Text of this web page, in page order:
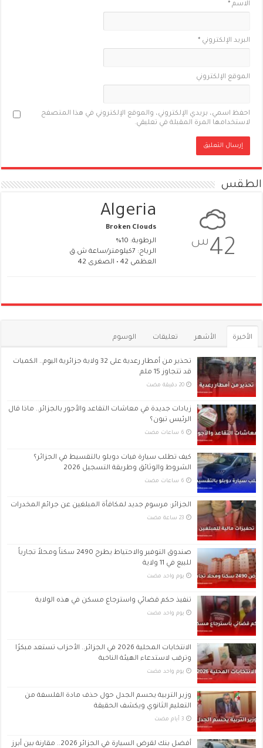
الاسم*
البريد الإلكتروني*
الموقع الإلكتروني
احفظ اسمي، بريدي الإلكتروني، والموقع الإلكتروني في هذا المتصفح
لاستخدامها المرة المقبلة في تعليقي.
الطقس
42س
Algeria
Broken Clouds
الرطوبة: 10%
الرياح: 7كيلومتر/ساعة ش.ق
العظمى 42 • الصغرى 42
الأخيرة الأشهر تعليقات الوسوم
تحذير من أمطار رعدية على 32 ولاية جزائرية اليوم.. الكميات
قد تتجاوز 15 ملم
‏20 دقيقة مضت
زيادات جديدة في معاشات التقاعد والأجور بالجزائر.. ماذا قال
الرئيس تبون؟
كيف تطلب سيارة فيات دوبلو بالتقسيط في الجزائر؟
الشروط والوثائق وطريقة التسجيل 2026
الجزائر: مرسوم جديد لمكافأة المبلغين عن جرائم المخدرات
صندوق التوفير والاحتياط يطرح 2490 سكناً ومحلاً تجارياً
للبيع في 11 ولاية
‏يوم واحد مضت
تنفيذ حكم قضائي واسترجاع مسكن في هذه الولاية
‏يوم واحد مضت
الانتخابات المحلية 2026 في الجزائر.. الأحزاب تستعد مبكرًا
وترقب لاستدعاء الهيئة الناخبة
‏يوم واحد مضت
وزير التربية يحسم الجدل حول حذف مادة الفلسفة من
التعليم الثانوي ويكشف الحقيقة
أفضل بنك لقرض السيارة في الجزائر 2026.. مقارنة بين أبرز